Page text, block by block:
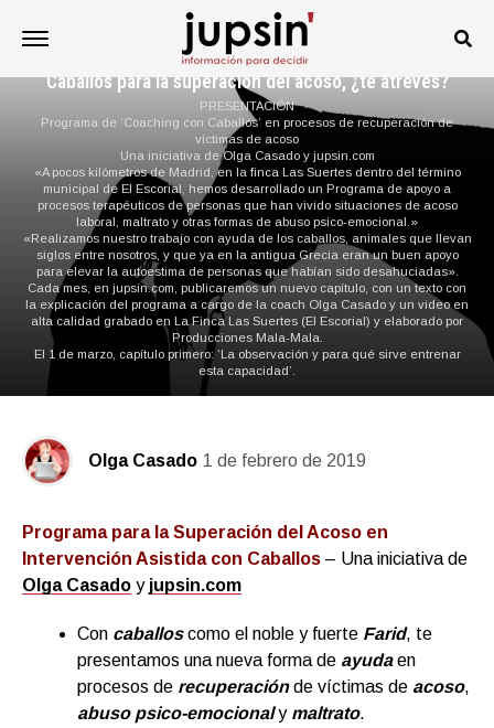
COACHING CABALLOS
Caballos para la superación del acoso, ¿te atreves?
PRESENTACIÓN
Programa de ‘Coaching con Caballos’ en procesos de recuperación de
víctimas de acoso
Una iniciativa de Olga Casado y jupsin.com
«A pocos kilómetros de Madrid, en la finca Las Suertes dentro del término
municipal de El Escorial, hemos desarrollado un Programa de apoyo a
procesos terapéuticos de personas que han vivido situaciones de acoso
laboral, maltrato y otras formas de abuso psico-emocional.»
«Realizamos nuestro trabajo con ayuda de los caballos, animales que llevan
siglos entre nosotros, y que ya en la antigua Grecia eran un buen apoyo
para elevar la autoestima de personas que habían sido desahuciadas».
Cada mes, en jupsin.com, publicaremos un nuevo capítulo, con un texto con
la explicación del programa a cargo de la coach Olga Casado y un video en
alta calidad grabado en La Finca Las Suertes (El Escorial) y elaborado por
Producciones Mala-Mala.
El 1 de marzo, capítulo primero: ‘La observación y para qué sirve entrenar
esta capacidad’.
Olga Casado 1 de febrero de 2019
Programa para la Superación del Acoso en
Intervención Asistida con Caballos – Una iniciativa de
Olga Casado y jupsin.com
Con caballos como el noble y fuerte Farid, te
presentamos una nueva forma de ayudaen
procesos de recuperaciónde víctimas de acoso,
abuso psico-emocionaly maltrato.